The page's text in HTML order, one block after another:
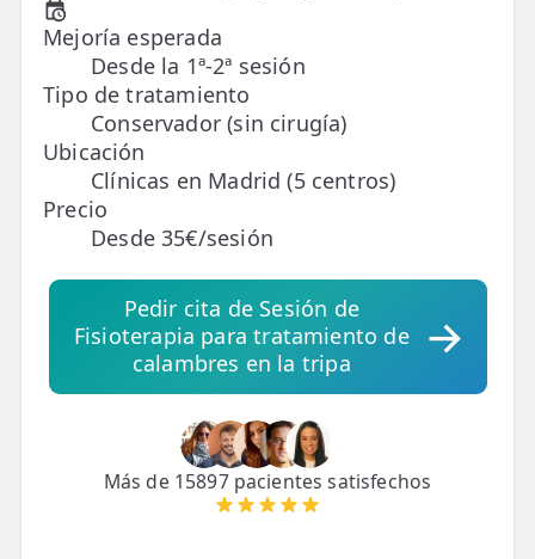
👶 Fisioterapia Pediátrica
TRATAMIENTOS
✅ Punción Seca
✅ Ondas de Choque
✅ EPTE - EPI
ESTÉTICA
✨ Fisioestética
✨ Radiofrecuencia INDIBA
✨ Presoterapia
✨ Cicatrices y Estrías
Mejoría esperada
Desde la 1ª-2ª sesión
Tipo de tratamiento
Conservador (sin cirugía)
Ubicación
Clínicas en Madrid (5 centros)
Precio
Desde 35€/sesión
Pedir cita de Sesión de
Fisioterapia para tratamiento de
calambres en la tripa
Más de 15897 pacientes satisfechos